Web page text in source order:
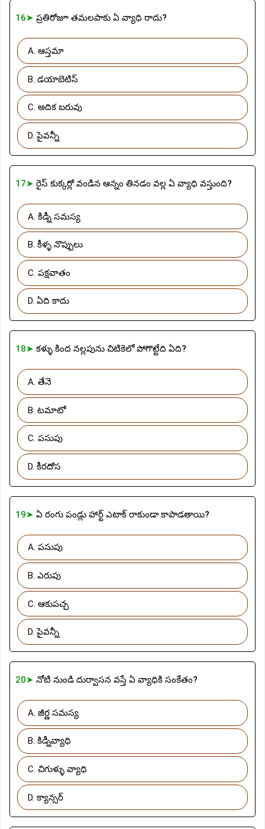
16➤ ప్రతిరోజూ తమలపాకు ఏ వ్యాధి రాదు?
A. ఆస్తమా
B. డయాబెటిస్
C. అదిక బరువు
D. పైవన్నీ
17➤ రైస్ కుక్కర్లో వండిన ఆన్నం తినడం వల్ల ఏ వ్యాధి వస్తుంది?
A. కిడ్నీ సమస్య
B. కీళ్ళ నొప్పులు
C. పక్షవాతం
D. ఏది కాదు
18➤ కళ్ళు కింద నల్లపును చిటికెలో పోగొట్టేది ఏది?
A. తేనె
B. టమాటో
C. పసుపు
D. కీరదోస
19➤ ఏ రంగు పండ్లు హార్ట్ ఎటాక్ రాకుండా కాపాడతాయి?
A. పసుపు
B. ఎరుపు
C. ఆకుపచ్చ
D. పైవన్నీ
20➤ నోటి నుండి దుర్వాసన వస్తే ఏ వ్యాధికి సంకేతం?
A. జీర్ణ సమస్య
B. కిడ్నీవ్యాధి
C. చిగుళ్ళు వ్యాధి
D. క్యాన్సర్